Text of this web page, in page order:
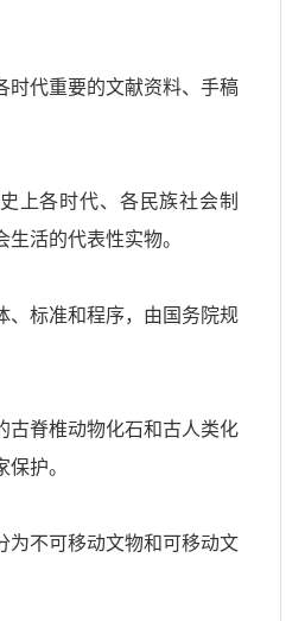
代重要的文献资料、手稿
各时代、各民族社会制
活的代表性实物。
标准和程序，由国务院规
脊椎动物化石和古人类化
护。
可移动文物和可移动文